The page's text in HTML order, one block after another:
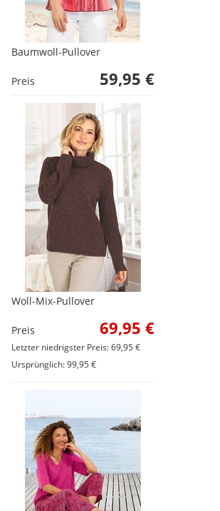
Baumwoll-Pullover
Preis 59,95 €
Woll-Mix-Pullover
Preis 69,95 €
Letzter niedrigster Preis: 69,95 €
Ursprünglich: 99,95 €